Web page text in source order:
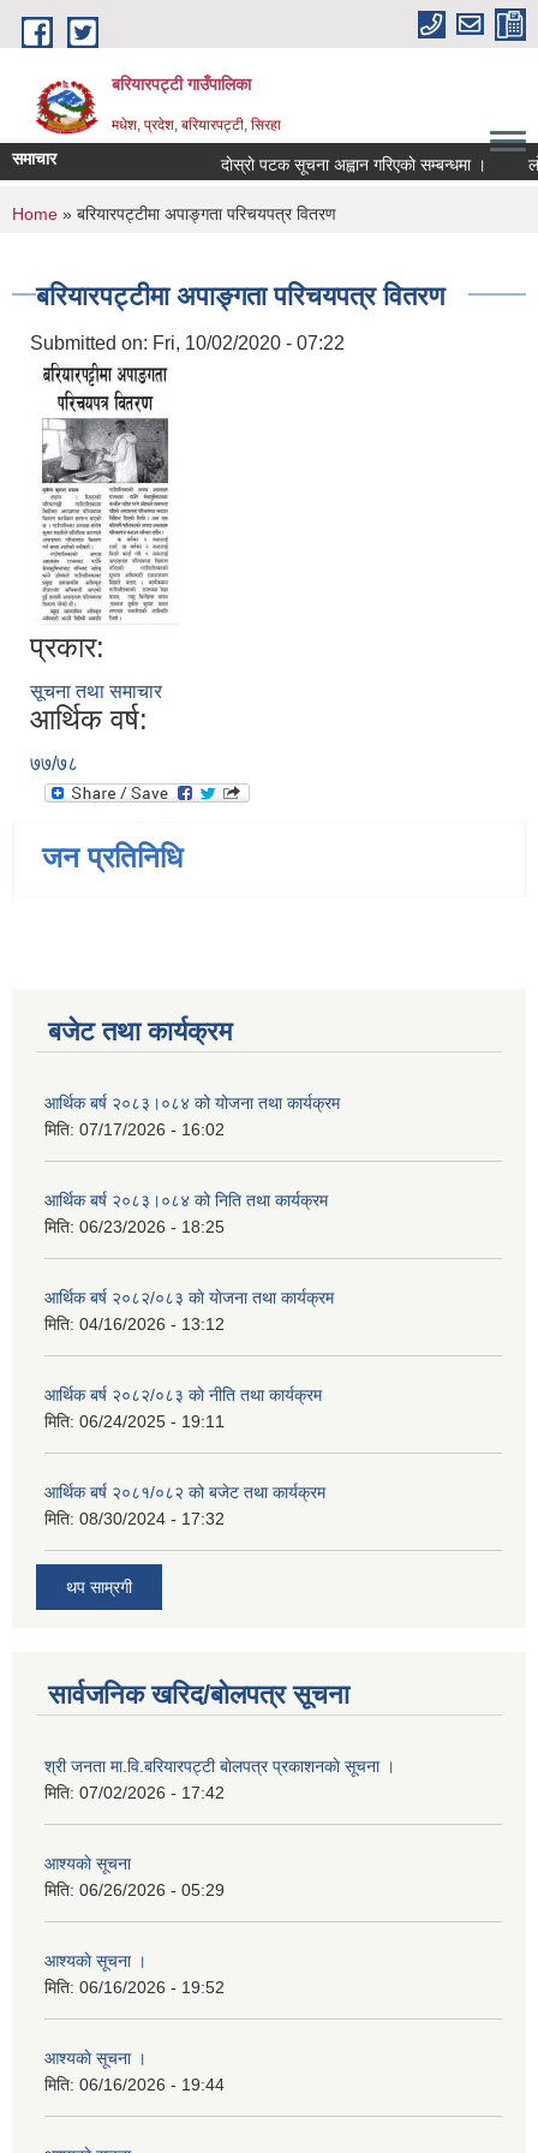
Skip to main content
बरियारपट्टी गाउँपालिका
मधेश, प्रदेश, बरियारपट्टी, सिरहा
समाचार दाेस्राे पटक सूचना अह्वान गरिएकाे सम्बन्धमा ।
You are here
Home » बरियारपट्टीमा अपाङ्गता परिचयपत्र वितरण
बरियारपट्टीमा अपाङ्गता परिचयपत्र वितरण
Submitted on: Fri, 10/02/2020 - 07:22
प्रकार:
सूचना तथा समाचार
आर्थिक वर्ष:
७७/७८
जन प्रतिनिधि
बजेट तथा कार्यक्रम
आर्थिक बर्ष २०८३।०८४ को योजना तथा कार्यक्रम
मिति: 07/17/2026 - 16:02
आर्थिक बर्ष २०८३।०८४ को निति तथा कार्यक्रम
मिति: 06/23/2026 - 18:25
आर्थिक बर्ष २०८२/०८३ काे याेजना तथा कार्यक्रम
मिति: 04/16/2026 - 13:12
आर्थिक बर्ष २०८२/०८३ काे नीति तथा कार्यक्रम
मिति: 06/24/2025 - 19:11
आर्थिक बर्ष २०८१/०८२ को बजेट तथा कार्यक्रम
मिति: 08/30/2024 - 17:32
थप साम्रगी
सार्वजनिक खरिद/बोलपत्र सूचना
श्री जनता मा.वि.बरियारपट्टी बाेलपत्र प्रकाशनकाे सूचना ।
मिति: 07/02/2026 - 17:42
आश्यकाे सूचना
मिति: 06/26/2026 - 05:29
आश्यकाे सूचना ।
मिति: 06/16/2026 - 19:52
आश्यकाे सूचना ।
मिति: 06/16/2026 - 19:44